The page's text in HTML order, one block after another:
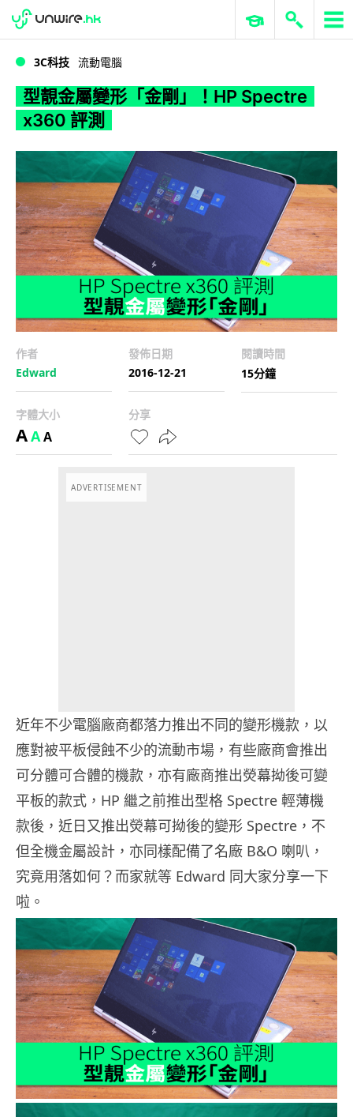
WWDC 2026 ERP 與商業 AI
3C科技 流動電腦
型靚金屬變形「金剛」！HP Spectre
x360 評測
作者
Edward
發佈日期
2016-12-21
閱讀時間
15分鐘
字體大小
AAA
分享
ADVERTISEMENT
近年不少電腦廠商都落力推出不同的變形機款，以
應對被平板侵蝕不少的流動市場，有些廠商會推出
可分體可合體的機款，亦有廠商推出熒幕拗後可變
平板的款式，HP 繼之前推出型格 Spectre 輕薄機
款後，近日又推出熒幕可拗後的變形 Spectre，不
但全機金屬設計，亦同樣配備了名廠 B&O 喇叭，
究竟用落如何？而家就等 Edward 同大家分享一下
啦。